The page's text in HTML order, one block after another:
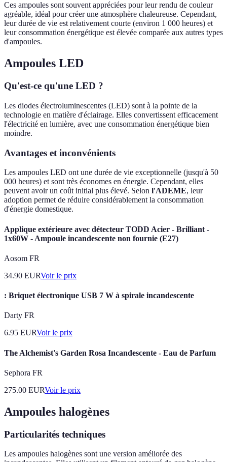
Ces ampoules sont souvent appréciées pour leur rendu de couleur
agréable, idéal pour créer une atmosphère chaleureuse. Cependant,
leur durée de vie est relativement courte (environ 1 000 heures) et
leur consommation énergétique est élevée comparée aux autres types
d'ampoules.
Ampoules LED
Qu'est-ce qu'une LED ?
Les diodes électroluminescentes (LED) sont à la pointe de la
technologie en matière d'éclairage. Elles convertissent efficacement
l'électricité en lumière, avec une consommation énergétique bien
moindre.
Avantages et inconvénients
Les ampoules LED ont une durée de vie exceptionnelle (jusqu'à 50
000 heures) et sont très économes en énergie. Cependant, elles
peuvent avoir un coût initial plus élevé. Selon l'ADEME, leur
adoption permet de réduire considérablement la consommation
d'énergie domestique.
Applique extérieure avec détecteur TODD Acier - Brilliant -
1x60W - Ampoule incandescente non fournie (E27)
Aosom FR
34.90 EURVoir le prix
: Briquet électronique USB 7 W à spirale incandescente
Darty FR
6.95 EURVoir le prix
The Alchemist's Garden Rosa Incandescente - Eau de Parfum
Sephora FR
275.00 EURVoir le prix
Ampoules halogènes
Particularités techniques
Les ampoules halogènes sont une version améliorée des